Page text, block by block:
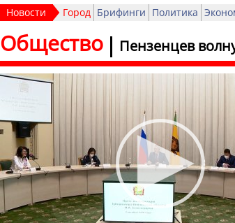
Новости Город Брифинги Политика
Пензенцев
Общество